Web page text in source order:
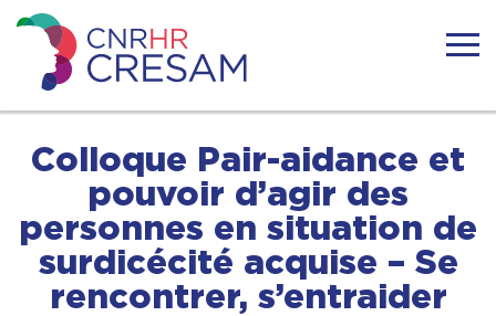
to
content
CRESAM
ACTUALITÉS
LE CRESAM
LA SURDICÉCITÉ
Colloque Pair-aidance et
pouvoir d’agir des
personnes en situation de
surdicécité acquise – Se
rencontrer, s’entraider